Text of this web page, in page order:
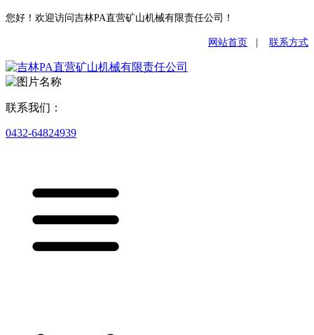
您好！欢迎访问吉林PA直营矿山机械有限责任公司！
网站首页 联系方式
联系我们：
0432-64824939